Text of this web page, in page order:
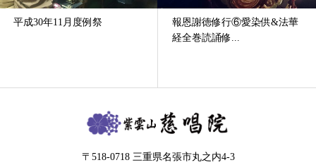
報恩謝徳修行⑥愛染供&法華
令和五年度 報恩謝徳修行
〒518-0718 三重県名張市丸之内4-3